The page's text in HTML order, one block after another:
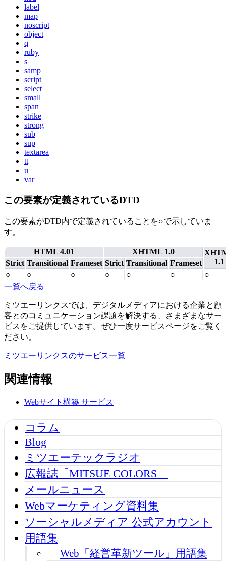
label
map
noscript
object
q
ruby
s
samp
script
select
small
span
strike
strong
sub
sup
textarea
tt
u
var
この要素が定義されているDTD
この要素がDTD内で定義されていることを○で示していま
す。
HTML 4.01 XHTML 1.0
1.1
Strict Transitional Frameset Strict Transitional Frameset
○
○ ○ ○ ○ ○
○
一覧へ戻る
ミツエーリンクスでは、デジタルメディアにおける企業と顧
客とのコミュニケーション課題を解決する、さまざまなサー
ビスをご提供しています。ぜひ一度サービスページをご覧く
ださい。
ミツエーリンクスのサービス一覧
関連情報
Webサイト構築 サービス
コラム
Blog
ミツエーテックラジオ
広報誌「MITSUE COLORS」
メールニュース
Webマーケティング資料集
ソーシャルメディア 公式アカウント
用語集
Web「経営革新ツール」用語集